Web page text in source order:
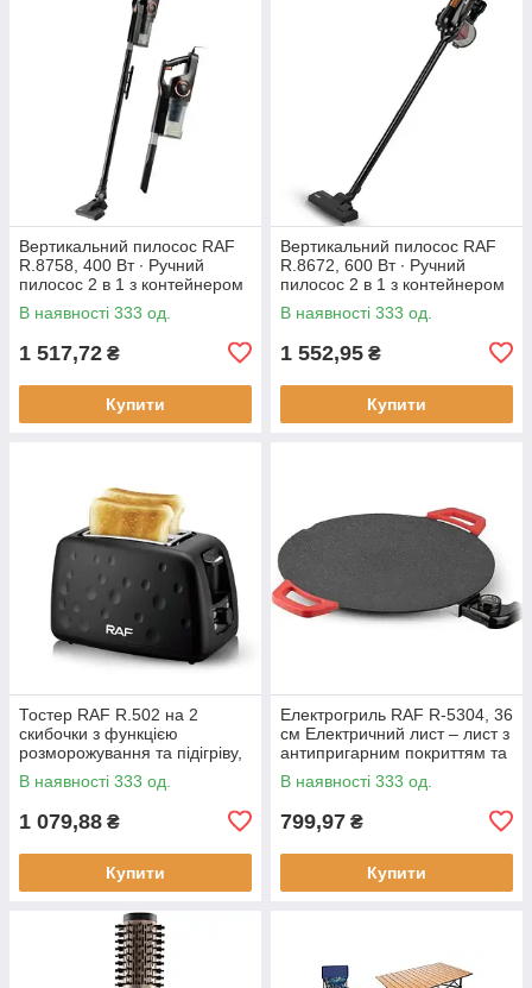
Вертикальний пилосос RAF
R.8758, 400 Вт ∙ Ручний
пилосос 2 в 1 з контейнером
В наявності 333 од.
1 517,72 ₴
Купити
Вертикальний пилосос RAF
R.8672, 600 Вт ∙ Ручний
пилосос 2 в 1 з контейнером
В наявності 333 од.
1 552,95 ₴
Купити
Тостер RAF R.502 на 2
скибочки з функцією
розморожування та підігріву,
930 Вт
В наявності 333 од.
1 079,88 ₴
Купити
Електрогриль RAF R-5304, 36
см Електричний лист – лист з
антипригарним покриттям та
регулюванням температури
смаження, 1800 Вт
В наявності 333 од.
799,97 ₴
Купити